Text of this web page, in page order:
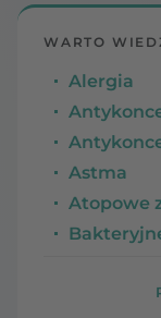
WARTO
Alergia
Astma
Atopowe